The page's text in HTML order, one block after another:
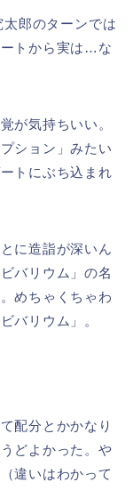
太郎のターンでは
トから実は…な
が気持ちいい。
ション」みたい
トにぶち込まれ
に造詣が深いん
バリウム」の名
めちゃくちゃわ
バリウム」。
配分とかかなり
どよかった。や
違いはわかって